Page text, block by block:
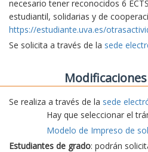
necesario tener reconocidos 6
estudiantil, solidarias y de
https://estudiante.uva.es/
Se solicita a través de la sede
Se realiza a través de la sede
Hay que seleccionar el
Modelo de Impreso de
Estudiantes de grado: podrán